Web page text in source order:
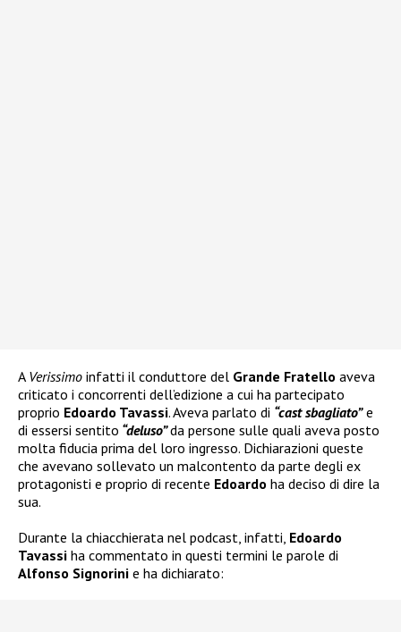
A Verissimo infatti il conduttore del Grande Fratello aveva
criticato i concorrenti dell’edizione a cui ha partecipato
proprio Edoardo Tavassi. Aveva parlato di “cast sbagliato”e
di essersi sentito “deluso”da persone sulle quali aveva posto
molta fiducia prima del loro ingresso. Dichiarazioni queste
che avevano sollevato un malcontento da parte degli ex
protagonisti e proprio di recente Edoardo ha deciso di dire la
sua.
Durante la chiacchierata nel podcast, infatti, Edoardo
Tavassi ha commentato in questi termini le parole di
Alfonso Signorini e ha dichiarato: